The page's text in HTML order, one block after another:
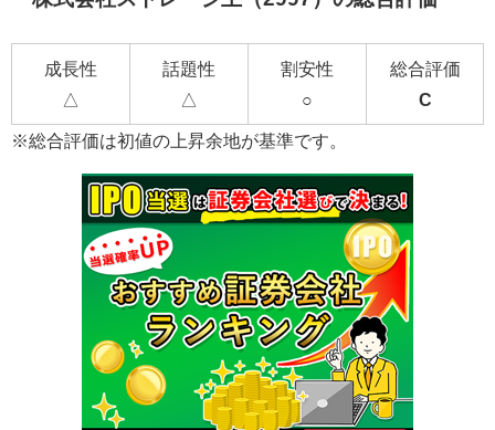
成長性
△
話題性
△
割安性
○
総合評価
C
※総合評価は初値の上昇余地が基準です。